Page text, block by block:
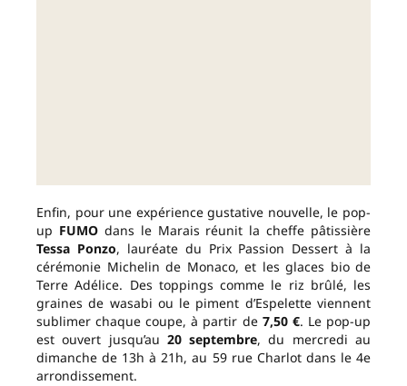
Enfin, pour une expérience gustative nouvelle, le pop-
up FUMOdans le Marais réunit la cheffe pâtissière
Tessa Ponzo, lauréate du Prix Passion Dessert à la
cérémonie Michelin de Monaco, et les glaces bio de
Terre Adélice. Des toppings comme le riz brûlé, les
graines de wasabi ou le piment d’Espelette viennent
sublimer chaque coupe, à partir de 7,50 €. Le pop-up
est ouvert jusqu’au 20 septembre, du mercredi au
dimanche de 13h à 21h, au 59 rue Charlot dans le 4e
arrondissement.